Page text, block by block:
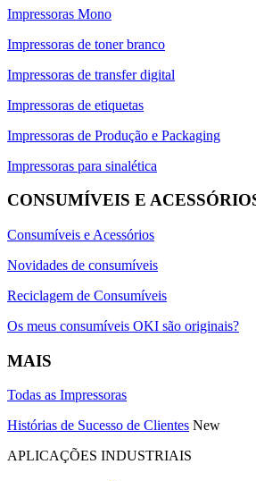
Impressoras Mono
Impressoras de toner branco
Impressoras de transfer digital
Impressoras de etiquetas
Impressoras de Produção e Packaging
Impressoras para sinalética
CONSUMÍVEIS E
Consumíveis e Acessórios
Novidades de consumíveis
Reciclagem de Consumíveis
Os meus consumíveis OKI são originais?
MAIS
Todas as Impressoras
Histórias de Sucesso de Clientes New
APLICAÇÕES INDUSTRIAIS